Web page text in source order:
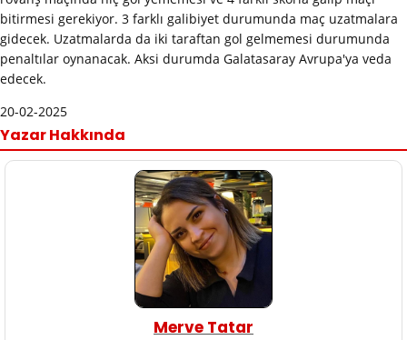
bitirmesi gerekiyor. 3 farklı galibiyet durumunda maç uzatmalara
gidecek. Uzatmalarda da iki taraftan gol gelmemesi durumunda
penaltılar oynanacak. Aksi durumda Galatasaray Avrupa'ya veda
edecek.
20-02-2025
Yazar Hakkında
Merve Tatar